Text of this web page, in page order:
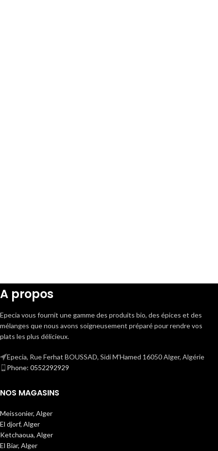
A propos
Epecia vous fournit une gamme des produits bio, des épices et des
mélanges que nous avons soigneusement préparé pour rendre vos
plats les plus délicieux.
Epecia, Rue Ferhat BOUSSAD, Sidi M'Hamed 16050 Alger, Algérie
Phone: 0552292929
NOS MAGASINS
Meissonier, Alger
El djorf, Alger
Ketchaoua, Alger
El Biar, Alger